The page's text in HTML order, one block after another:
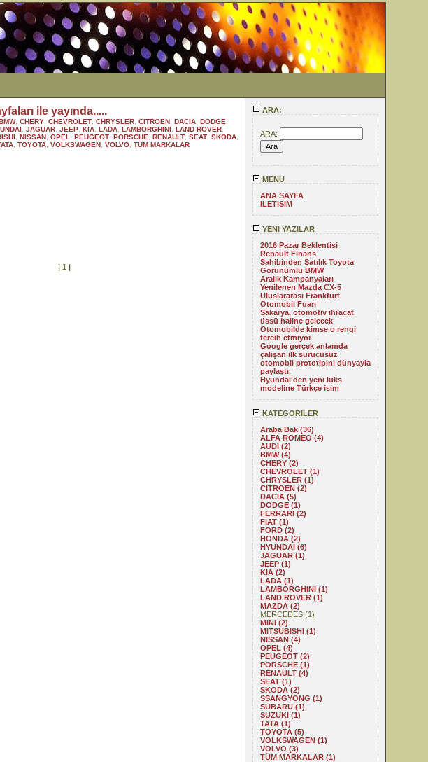
ARA:
ARA:
MENU
ANA SAYFA
ILETISIM
YENI YAZILAR
2016 Pazar Beklentisi
Renault Finans
Sahibinden Satılık Toyota
Görünümlü BMW
Aralık Kampanyaları
Yenilenen Mazda CX-5
Uluslararası Frankfurt
Otomobil Fuarı
Sakarya, otomotiv ihracat
üssü haline gelecek
Otomobilde kimse o rengi
tercih etmiyor
Google gerçek anlamda
çalışan ilk sürücüsüz
otomobil prototipini dünyayla
paylaştı.
Hyundai'den yeni lüks
modeline Türkçe isim
KATEGORILER
Araba Bak (36)
ALFA ROMEO (4)
AUDI (2)
BMW (4)
CHERY (2)
CHEVROLET (1)
CHRYSLER (1)
CITROEN (2)
DACIA (5)
DODGE (1)
FERRARI (2)
FIAT (1)
FORD (2)
HONDA (2)
HYUNDAI (6)
JAGUAR (1)
JEEP (1)
KIA (2)
LADA (1)
LAMBORGHINI (1)
LAND ROVER (1)
MAZDA (2)
MERCEDES (1)
MINI (2)
MITSUBISHI (1)
NISSAN (4)
OPEL (4)
PEUGEOT (2)
PORSCHE (1)
RENAULT (4)
SEAT (1)
SKODA (2)
SSANGYONG (1)
SUBARU (1)
SUZUKI (1)
TATA (1)
TOYOTA (5)
VOLKSWAGEN (1)
VOLVO (3)
TÜM MARKALAR (1)
ile yayında.....
, CHERY CHEVROLET CHRYSLER CITROEN DACIA DODGE
JAGUAR JEEP KIA LADA LAMBORGHINI LAND ROVER
NISSAN OPEL PEUGEOT PORSCHE RENAULT SEAT SKODA
TOYOTA VOLKSWAGEN VOLVO TÜM MARKALAR
| 1 |